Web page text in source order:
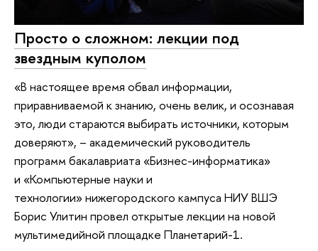
Просто о сложном: лекции под
звездным куполом
«В настоящее время обвал информации,
приравниваемой к знанию, очень велик, и осознавая
это, люди стараются выбирать источники, которым
доверяют», – академический руководитель
программ бакалавриата «Бизнес-информатика»
и «Компьютерные науки и
технологии» нижегородского кампуса НИУ ВШЭ
Борис Улитин провел открытые лекции на новой
мультимедийной площадке Планетарий-1.